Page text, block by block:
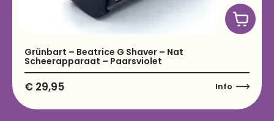
Grünbart – Beatrice G Shaver – Nat
Scheerapparaat – Paarsviolet
€ 29,95 Info